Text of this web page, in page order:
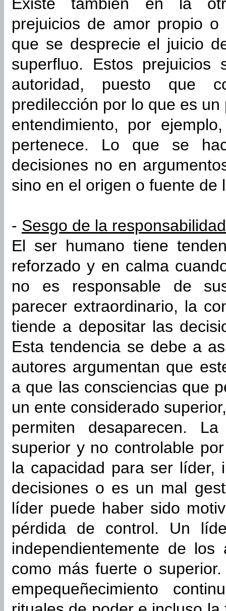
prejuicios de amor propio
que se desprecie el juicio
superfluo. Estos
autoridad, puesto que
predilección por lo que es
entendimiento, por
pertenece. Lo que se
decisiones no en
sino en el origen o fuente de
- Sesgo de la
El ser humano tiene
reforzado y en calma
no es responsable de
parecer extraordinario, la
tiende a depositar las
Esta tendencia se debe a
autores argumentan que
a que las consciencias que
un ente considerado
permiten desaparecen.
superior y no controlable
la capacidad para ser líder,
decisiones o es un mal
líder puede haber sido
pérdida de control. Un
independientemente de los
como más fuerte o
empequeñecimiento